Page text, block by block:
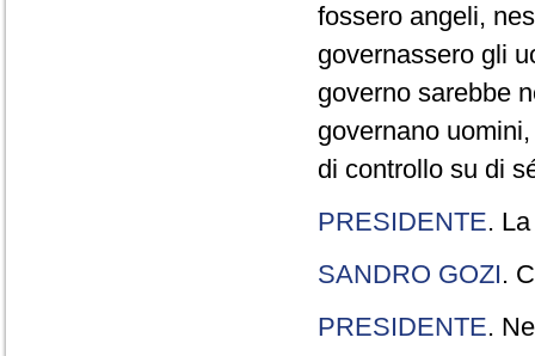
fossero angeli,
governassero gli
governo sarebbe
governano
di controllo su di
PRESIDENTE.
SANDRO GOZI.
PRESIDENTE.